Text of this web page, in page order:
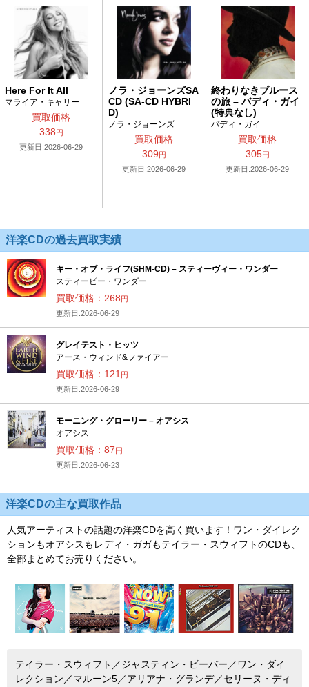
Here For It All
マライア・キャリー
買取価格
338 円
更新日:2026-06-29
ノラ・ジョーンズSA
CD (SA-CD HYBRI
D)
ノラ・ジョーンズ
買取価格
309 円
更新日:2026-06-29
終わりなきブルース
の旅 – バディ・ガイ
(特典なし)
バディ・ガイ
買取価格
305円
更新日:2026-06-29
洋楽CDの過去買取実績
キー・オブ・ライフ(SHM-CD) – スティーヴィー・ワンダー
スティービー・ワンダー
買取価格：268円
更新日:2026-06-29
グレイテスト・ヒッツ
アース・ウィンド&ファイアー
買取価格：121 円
更新日:2026-06-29
モーニング・グローリー – オアシス
オアシス
買取価格：87円
更新日:2026-06-23
洋楽CDの主な買取作品
人気アーティストの話題の洋楽CDを高く買います！ワン・ダイレク
ションもオアシスもレディ・ガガもテイラー・スウィフトのCDも、
全部まとめてお売りください。
テイラー・スウィフト／ジャスティン・ビーバー／ワン・ダイ
レクション／マルーン5／アリアナ・グランデ／セリーヌ・ディ